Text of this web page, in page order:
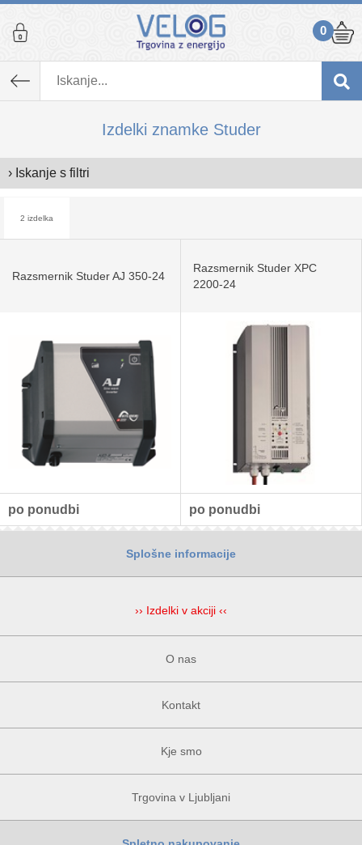
0
Izdelki znamke Studer
› Iskanje s filtri
2 izdelka
Razsmernik Studer AJ 350-24
po ponudbi
Razsmernik Studer XPC
2200-24
po ponudbi
Splošne informacije
›› Izdelki v akciji ‹‹
O nas
Kontakt
Kje smo
Trgovina v Ljubljani